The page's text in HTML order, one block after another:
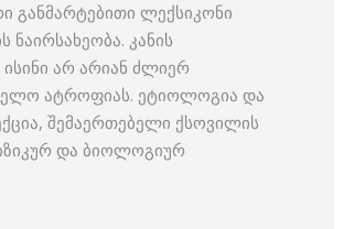
განმარტებითი ლექსიკონი
კანის
არ არიან ძლიერ
ატროფიას. ეტიოლოგია და
შემაერთებელი ქსოვილის
და ბიოლოგიურ